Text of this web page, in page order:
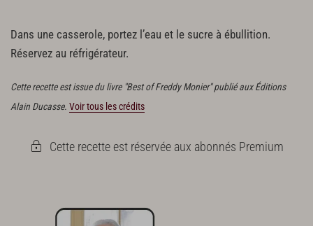
Dans une casserole, portez l’eau et le sucre à ébullition.
Réservez au réfrigérateur.
Cette recette est issue du livre "Best of Freddy Monier" publié aux Éditions
Alain Ducasse. Voir tous les crédits
Cette recette est réservée aux abonnés Premium